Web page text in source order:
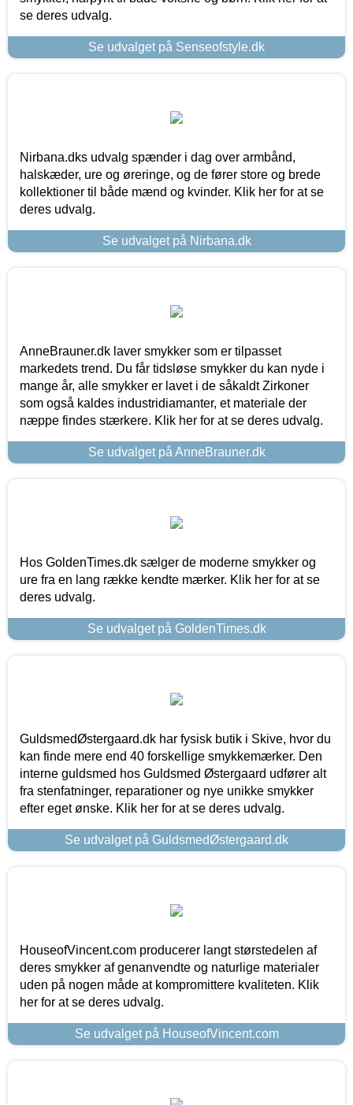
se deres udvalg.
Se udvalget på Senseofstyle.dk
Nirbana.dks udvalg spænder i dag over armbånd,
halskæder, ure og øreringe, og de fører store og brede
kollektioner til både mænd og kvinder. Klik her for at se
deres udvalg.
Se udvalget på Nirbana.dk
AnneBrauner.dk laver smykker som er tilpasset
markedets trend. Du får tidsløse smykker du kan nyde i
mange år, alle smykker er lavet i de såkaldt Zirkoner
som også kaldes industridiamanter, et materiale der
næppe findes stærkere. Klik her for at se deres udvalg.
Se udvalget på AnneBrauner.dk
Hos GoldenTimes.dk sælger de moderne smykker og
ure fra en lang række kendte mærker. Klik her for at se
deres udvalg.
Se udvalget på GoldenTimes.dk
GuldsmedØstergaard.dk har fysisk butik i Skive, hvor du
kan finde mere end 40 forskellige smykkemærker. Den
interne guldsmed hos Guldsmed Østergaard udfører alt
fra stenfatninger, reparationer og nye unikke smykker
efter eget ønske. Klik her for at se deres udvalg.
Se udvalget på GuldsmedØstergaard.dk
HouseofVincent.com producerer langt størstedelen af
deres smykker af genanvendte og naturlige materialer
uden på nogen måde at kompromittere kvaliteten. Klik
her for at se deres udvalg.
Se udvalget på HouseofVincent.com